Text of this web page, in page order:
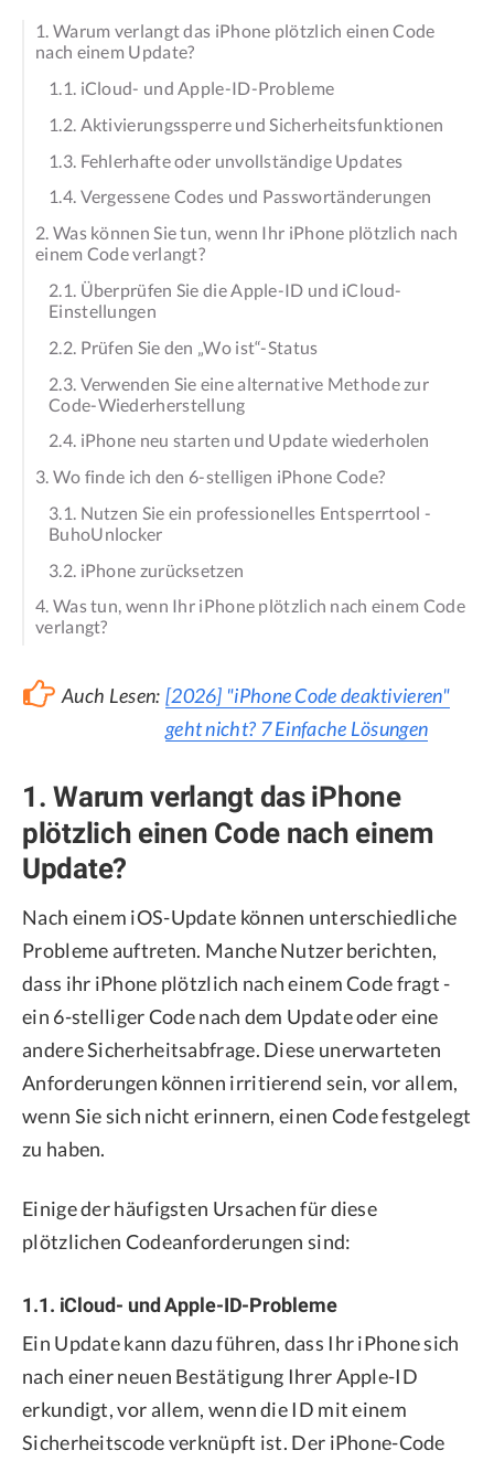
1. Warum verlangt das iPhone plötzlich einen Code
nach einem Update?
1.1. iCloud- und Apple-ID-Probleme
1.2. Aktivierungssperre und Sicherheitsfunktionen
1.3. Fehlerhafte oder unvollständige Updates
1.4. Vergessene Codes und Passwortänderungen
2. Was können Sie tun, wenn Ihr iPhone plötzlich nach
einem Code verlangt?
2.1. Überprüfen Sie die Apple-ID und iCloud-
Einstellungen
2.2. Prüfen Sie den „Wo ist“-Status
2.3. Verwenden Sie eine alternative Methode zur
Code-Wiederherstellung
2.4. iPhone neu starten und Update wiederholen
3. Wo finde ich den 6-stelligen iPhone Code?
3.1. Nutzen Sie ein professionelles Entsperrtool -
BuhoUnlocker
3.2. iPhone zurücksetzen
4. Was tun, wenn Ihr iPhone plötzlich nach einem Code
verlangt?
Auch Lesen: [2026] "iPhone Code deaktivieren"
geht nicht? 7 Einfache Lösungen
1. Warum verlangt das iPhone
plötzlich einen Code nach einem
Update?
Nach einem iOS-Update können unterschiedliche
Probleme auftreten. Manche Nutzer berichten,
dass ihr iPhone plötzlich nach einem Code fragt -
ein 6-stelliger Code nach dem Update oder eine
andere Sicherheitsabfrage. Diese unerwarteten
Anforderungen können irritierend sein, vor allem,
wenn Sie sich nicht erinnern, einen Code festgelegt
zu haben.
Einige der häufigsten Ursachen für diese
plötzlichen Codeanforderungen sind:
1.1. iCloud- und Apple-ID-Probleme
Ein Update kann dazu führen, dass Ihr iPhone sich
nach einer neuen Bestätigung Ihrer Apple-ID
erkundigt, vor allem, wenn die ID mit einem
Sicherheitscode verknüpft ist. Der iPhone-Code